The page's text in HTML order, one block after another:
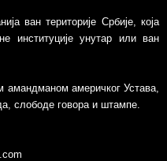
ван територије Србије, којa
институције унутар или ван
амандманом америчког Устава,
слободе говора и штампе.
.com